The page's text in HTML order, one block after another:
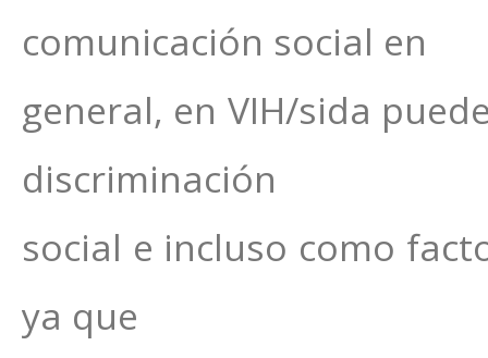
comunicación social en
general, en VIH/sida
discriminación
social e incluso como
ya que